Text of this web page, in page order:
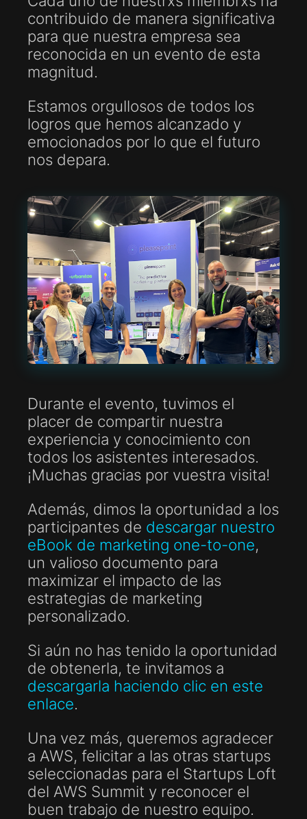
contribuido de manera significativa
para que nuestra empresa sea
reconocida en un evento de esta
magnitud.
Estamos orgullosos de todos los
logros que hemos alcanzado y
emocionados por lo que el futuro
nos depara.
Durante el evento, tuvimos el
placer de compartir nuestra
experiencia y conocimiento con
todos los asistentes interesados.
¡Muchas gracias por vuestra visita!
Además, dimos la oportunidad a los
participantes de descargar nuestro
eBook de marketing one-to-one,
un valioso documento para
maximizar el impacto de las
estrategias de marketing
personalizado.
Si aún no has tenido la oportunidad
de obtenerla, te invitamos a
descargarla haciendo clic en este
enlace.
Una vez más, queremos agradecer
a AWS, felicitar a las otras startups
seleccionadas para el Startups Loft
del AWS Summit y reconocer el
buen trabajo de nuestro equipo.